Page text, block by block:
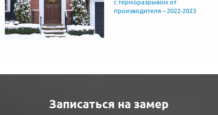
с терморазрывом от
производителя – 2022-2023
Записаться на замер